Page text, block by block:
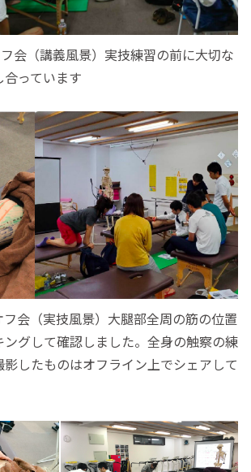
会（講義風景）実技練習の前に大切な
っています
会（実技風景）大腿部全周の筋の位置
ングして確認しました。全身の触察の練
したものはオフライン上でシェアして